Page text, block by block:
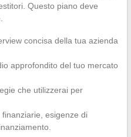
Questo piano deve
concisa della tua azienda
approfondito del tuo mercato
che utilizzerai per
finanziarie, esigenze di